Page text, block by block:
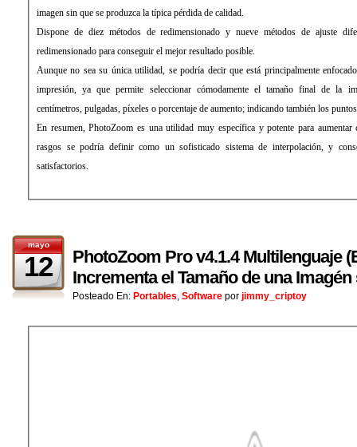
imagen sin que se produzca la típica pérdida de calidad.
Dispone de diez métodos de redimensionado y nueve métodos de ajuste
redimensionado para conseguir el mejor resultado posible.
Aunque no sea su única utilidad, se podría decir que está principalmente
impresión, ya que permite seleccionar cómodamente el tamaño final de la
centímetros, pulgadas, píxeles o porcentaje de aumento; indicando también los
En resumen, PhotoZoom es una utilidad muy específica y potente para aumentar
rasgos se podría definir como un sofisticado sistema de interpolación, y
satisfactorios.
mayo
12
PhotoZoom Pro v4.1.4 Multilenguaje
Incrementa el Tamaño de una
Posteado En: Portables, Software por jimmy_criptoy